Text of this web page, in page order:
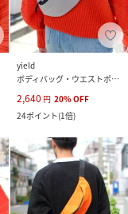
yield
ボディバッグ・ウエストポーチ
2,640 円 20%OFF
24ポイント(1倍)